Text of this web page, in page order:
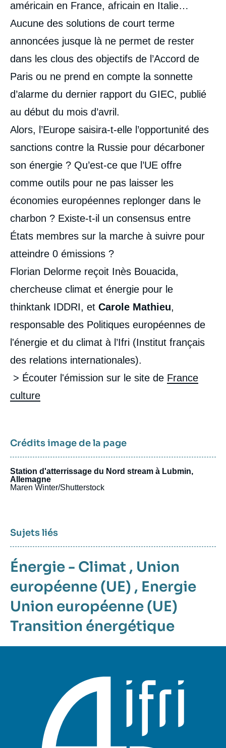
américain en France, africain en Italie…
Aucune des solutions de court terme
annoncées jusque là ne permet de rester
dans les clous des objectifs de l’Accord de
Paris ou ne prend en compte la sonnette
d’alarme du dernier rapport du GIEC, publié
au début du mois d’avril.
Alors, l’Europe saisira-t-elle l’opportunité des
sanctions contre la Russie pour décarboner
son énergie ? Qu’est-ce que l’UE offre
comme outils pour ne pas laisser les
économies européennes replonger dans le
charbon ? Existe-t-il un consensus entre
États membres sur la marche à suivre pour
atteindre 0 émissions ?
Florian Delorme reçoit Inès Bouacida,
chercheuse climat et énergie pour le
thinktank IDDRI, et Carole Mathieu,
responsable des Politiques européennes de
l'énergie et du climat à l’Ifri (Institut français
des relations internationales).
> Écouter l'émission sur le site de France
culture
Crédits image de la page
Station d'atterrissage du Nord stream à Lubmin,
Allemagne
Maren Winter/Shutterstock
Sujets liés
Énergie - Climat , Union
européenne (UE) , Energie
Union européenne (UE)
Transition énergétique